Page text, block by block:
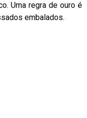
Uma regra de ouro é
embalados.